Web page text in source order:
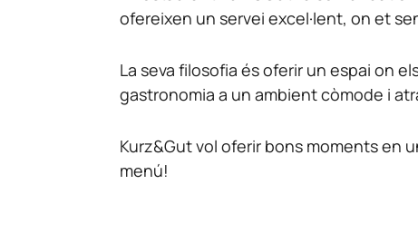
ofereixen un servei excel·lent, on et
La seva filosofia és oferir un espai on
gastronomia a un ambient còmode i
Kurz&Gut vol oferir bons moments en
menú!